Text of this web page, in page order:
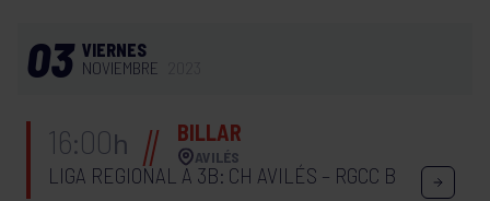
03 VIERNES
NOVIEMBRE
16:00h BILLAR
AVILÉS
LIGA REGIONAL A 3B: CH AVILÉS – RGCC B